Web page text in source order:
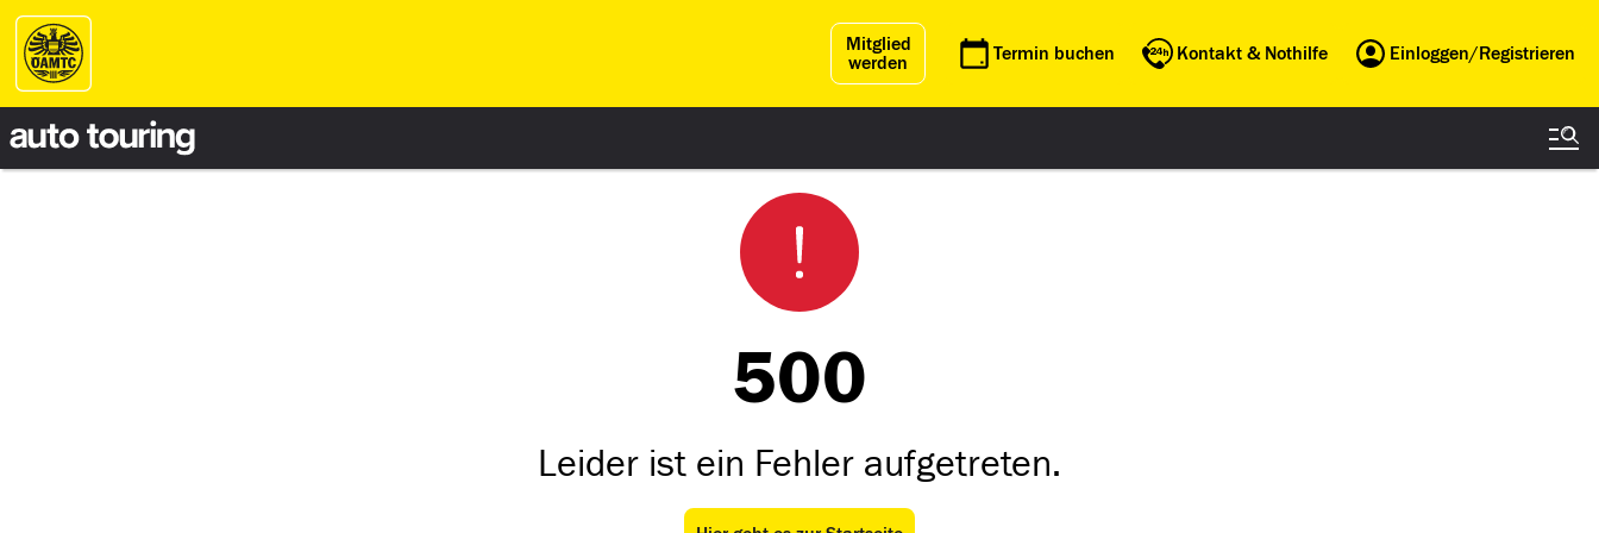
Mitglied
werden
Termin buchen Kontakt & Nothilfe Einloggen/Registrieren
500
Leider ist ein Fehler aufgetreten.